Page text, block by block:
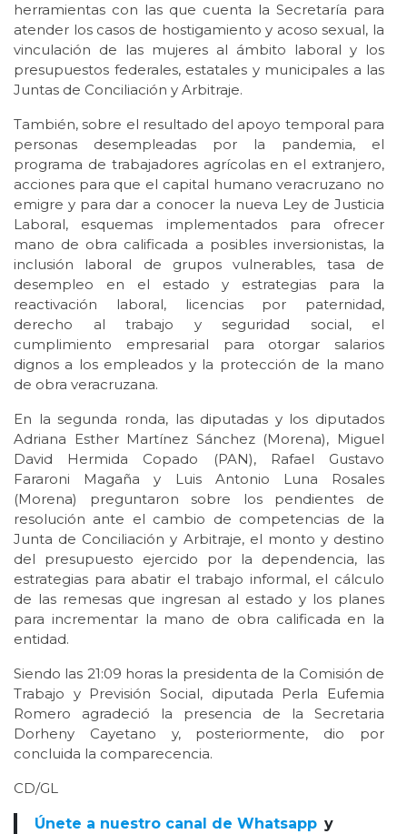
herramientas con las que cuenta la Secretaría para
atender los casos de hostigamiento y acoso sexual, la
vinculación de las mujeres al ámbito laboral y los
presupuestos federales, estatales y municipales a las
Juntas de Conciliación y Arbitraje.
También, sobre el resultado del apoyo temporal para
personas desempleadas por la pandemia, el
programa de trabajadores agrícolas en el extranjero,
acciones para que el capital humano veracruzano no
emigre y para dar a conocer la nueva Ley de Justicia
Laboral, esquemas implementados para ofrecer
mano de obra calificada a posibles inversionistas, la
inclusión laboral de grupos vulnerables, tasa de
desempleo en el estado y estrategias para la
reactivación laboral, licencias por paternidad,
derecho al trabajo y seguridad social, el
cumplimiento empresarial para otorgar salarios
dignos a los empleados y la protección de la mano
de obra veracruzana.
En la segunda ronda, las diputadas y los diputados
Adriana Esther Martínez Sánchez (Morena), Miguel
David Hermida Copado (PAN), Rafael Gustavo
Fararoni Magaña y Luis Antonio Luna Rosales
(Morena) preguntaron sobre los pendientes de
resolución ante el cambio de competencias de la
Junta de Conciliación y Arbitraje, el monto y destino
del presupuesto ejercido por la dependencia, las
estrategias para abatir el trabajo informal, el cálculo
de las remesas que ingresan al estado y los planes
para incrementar la mano de obra calificada en la
entidad.
Siendo las 21:09 horas la presidenta de la Comisión de
Trabajo y Previsión Social, diputada Perla Eufemia
Romero agradeció la presencia de la Secretaria
Dorheny Cayetano y, posteriormente, dio por
concluida la comparecencia.
CD/GL
Únete a nuestro canal de Whatsapp y